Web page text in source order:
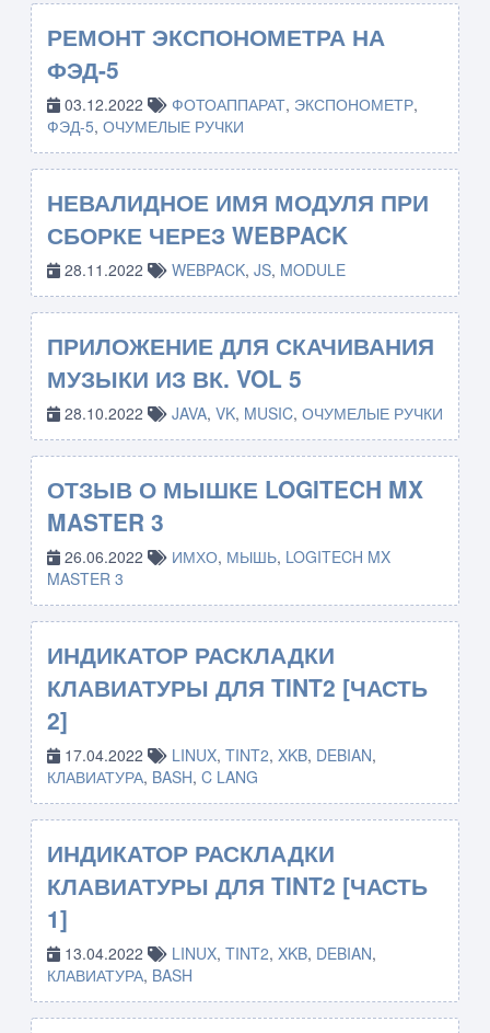
РЕМОНТ ЭКСПОНОМЕТРА НА
ФЭД-5
03.12.2022 ФОТОАППАРАТ, ЭКСПОНОМЕТР,
ФЭД-5, ОЧУМЕЛЫЕ РУЧКИ
НЕВАЛИДНОЕ ИМЯ МОДУЛЯ ПРИ
СБОРКЕ ЧЕРЕЗ WEBPACK
28.11.2022 WEBPACK, JS, MODULE
ПРИЛОЖЕНИЕ ДЛЯ СКАЧИВАНИЯ
МУЗЫКИ ИЗ ВК. VOL 5
28.10.2022 JAVA, VK, MUSIC, ОЧУМЕЛЫЕ РУЧКИ
ОТЗЫВ О МЫШКЕ LOGITECH MX
MASTER 3
26.06.2022 ИМХО, МЫШЬ, LOGITECH MX
MASTER 3
ИНДИКАТОР РАСКЛАДКИ
КЛАВИАТУРЫ ДЛЯ TINT2 [ЧАСТЬ
2]
17.04.2022 LINUX, TINT2, XKB, DEBIAN,
КЛАВИАТУРА, BASH, C LANG
ИНДИКАТОР РАСКЛАДКИ
КЛАВИАТУРЫ ДЛЯ TINT2 [ЧАСТЬ
1]
13.04.2022 LINUX, TINT2, XKB, DEBIAN,
КЛАВИАТУРА, BASH